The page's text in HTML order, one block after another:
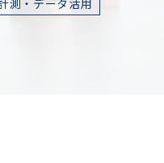
測・データ活用